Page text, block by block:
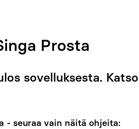
Prosta
sovelluksesta.
- seuraa vain näitä ohjeita: